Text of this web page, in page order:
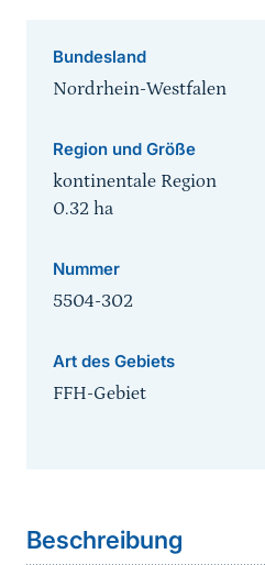
Bundesland
Nordrhein-Westfalen
Region und Größe
kontinentale Region
0.32 ha
Nummer
5504-302
Art des Gebiets
FFH-Gebiet
Beschreibung